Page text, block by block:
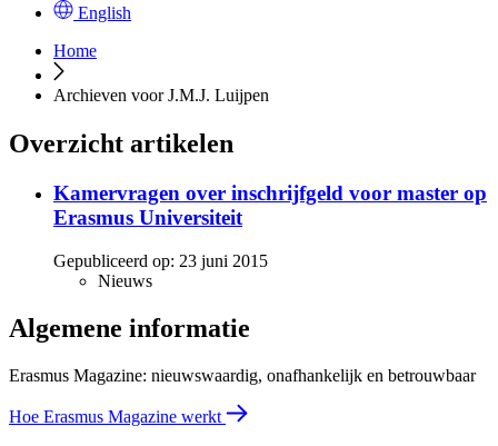
English
Home
Archieven voor J.M.J. Luijpen
Overzicht artikelen
Kamervragen over inschrijfgeld voor master op
Erasmus Universiteit
Gepubliceerd op: 23 juni 2015
Nieuws
Algemene informatie
Erasmus Magazine: nieuwswaardig, onafhankelijk en betrouwbaar
Hoe Erasmus Magazine werkt